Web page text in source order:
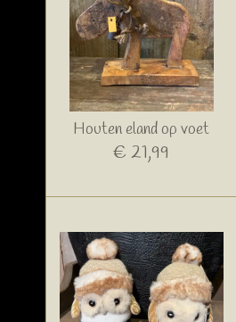
Houten eland op voet
€ 21,99